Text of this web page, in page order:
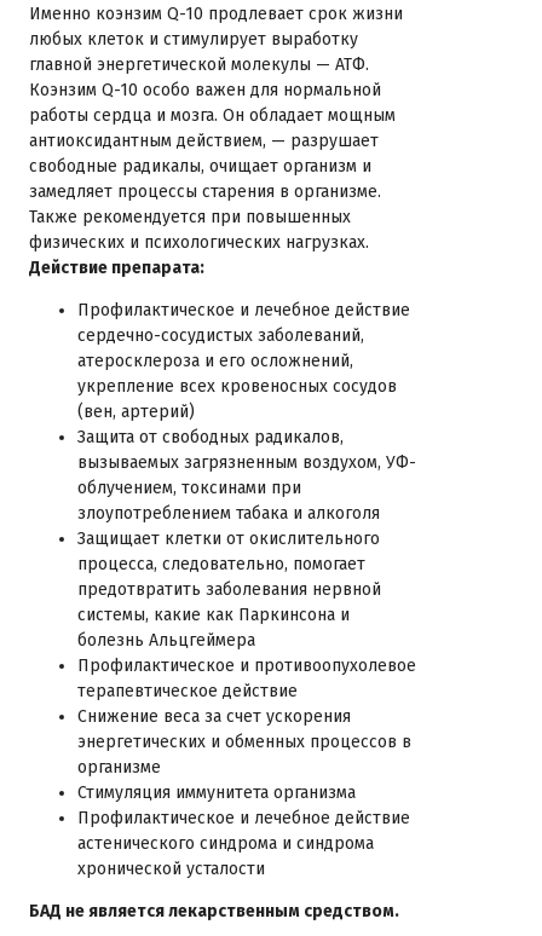
Именно коэнзим Q-10 продлевает срок жизни
любых клеток и стимулирует выработку
главной энергетической молекулы — АТФ.
Коэнзим Q-10 особо важен для нормальной
работы сердца и мозга. Он обладает мощным
антиоксидантным действием, — разрушает
свободные радикалы, очищает организм и
замедляет процессы старения в организме.
Также рекомендуется при повышенных
физических и психологических нагрузках.
Действие препарата:
Профилактическое и лечебное действие
сердечно-сосудистых заболеваний,
атеросклероза и его осложнений,
укрепление всех кровеносных сосудов
(вен, артерий)
Защита от свободных радикалов,
вызываемых загрязненным воздухом, УФ-
облучением, токсинами при
злоупотреблением табака и алкоголя
Защищает клетки от окислительного
процесса, следовательно, помогает
предотвратить заболевания нервной
системы, какие как Паркинсона и
болезнь Альцгеймера
Профилактическое и противоопухолевое
терапевтическое действие
Снижение веса за счет ускорения
энергетических и обменных процессов в
организме
Стимуляция иммунитета организма
Профилактическое и лечебное действие
астенического синдрома и синдрома
хронической усталости
БАД не является лекарственным средством.